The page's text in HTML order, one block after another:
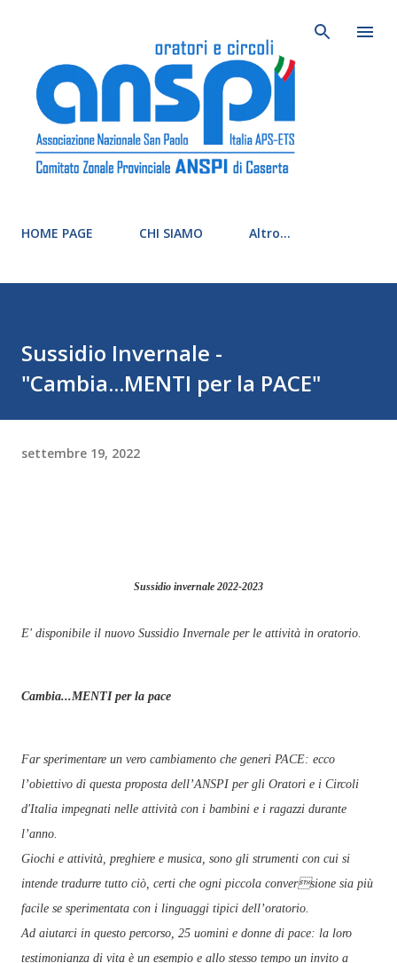
Passa ai
HOME PAGE CHI SIAMO Altro…
Sussidio Invernale -
"Cambia...MENTI per la PACE"
settembre 19, 2022
Sussidio invernale 2022-2023
E' disponibile il nuovo Sussidio Invernale per le attività in oratorio.
Cambia...MENTI per la pace
Far sperimentare un vero cambiamento che generi PACE: ecco
l’obiettivo di questa proposta dell’ANSPI per gli Oratori e i Circoli
d'Italia impegnati nelle attività con i bambini e i ragazzi durante
l’anno.
Giochi e attività, preghiere e musica, sono gli strumenti con cui si
intende tradurre tutto ciò, certi che ogni piccola conversione sia più
facile se sperimentata con i linguaggi tipici dell’oratorio.
Ad aiutarci in questo percorso, 25 uomini e donne di pace: la loro
testimonianza di vita è un esempio e allo stesso tempo un invito a